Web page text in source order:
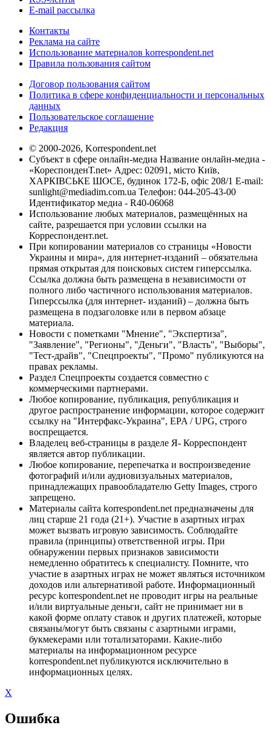
E-mail рассылка
Контакты
Реклама на сайте
Использование материалов korrespondent.net
Правила пользования сайтом
Договор пользования сайтом
Политика в сфере конфиденциальности и персональных
данных
Пользовательское соглашение
Редакция
© 2000-2026, Korrespondent.net
Субъект в сфере онлайн-медиа Название онлайн-медиа -
«КореспонденТ.net» Адрес: 02091, місто Київ,
ХАРКІВСЬКЕ ШОСЕ, будинок 172-Б, офіс 208/1 E-mail:
sunlight@mediadim.com.ua Телефон: 044-205-43-00
Идентификатор медиа - R40-06068
Использование любых материалов, размещённых на
сайте, разрешается при условии ссылки на
Корреспондент.net.
При копировании материалов со страницы «Новости
Украины и мира», для интернет-изданий – обязательна
прямая открытая для поисковых систем гиперссылка.
Ссылка должна быть размещена в независимости от
полного либо частичного использования материалов.
Гиперссылка (для интернет- изданий) – должна быть
размещена в подзаголовке или в первом абзаце
материала.
Новости с пометками "Мнение", "Экспертиза",
"Заявление", "Регионы", "Деньги", "Власть", "Выборы",
"Тест-драйв", "Спецпроекты", "Промо" публикуются на
правах рекламы.
Раздел Спецпроекты создается совместно с
коммерческими партнерами.
Любое копирование, публикация, републикация и
другое распространение информации, которое содержит
ссылку на "Интерфакс-Украина", EPA / UPG, строго
воспрещается.
Владелец веб-страницы в разделе Я- Корреспондент
является автор публикации.
Любое копирование, перепечатка и воспроизведение
фотографий и/или аудиовизуальных материалов,
принадлежащих правообладателю Getty Images, строго
запрещено.
Материалы сайта korrespondent.net предназначены для
лиц старше 21 года (21+). Участие в азартных играх
может вызвать игровую зависимость. Соблюдайте
правила (принципы) ответственной игры. При
обнаружении первых признаков зависимости
немедленно обратитесь к специалисту. Помните, что
участие в азартных играх не может являться источником
доходов или альтернативой работе. Информационный
ресурс korrespondent.net не проводит игры на реальные
и/или виртуальные деньги, сайт не принимает ни в
какой форме оплату ставок и других платежей, которые
связаны/могут быть связаны с азартными играми,
букмекерами или тотализаторами. Какие-либо
материалы на информационном ресурсе
korrespondent.net публикуются исключительно в
информационных целях.
X
Ошибка